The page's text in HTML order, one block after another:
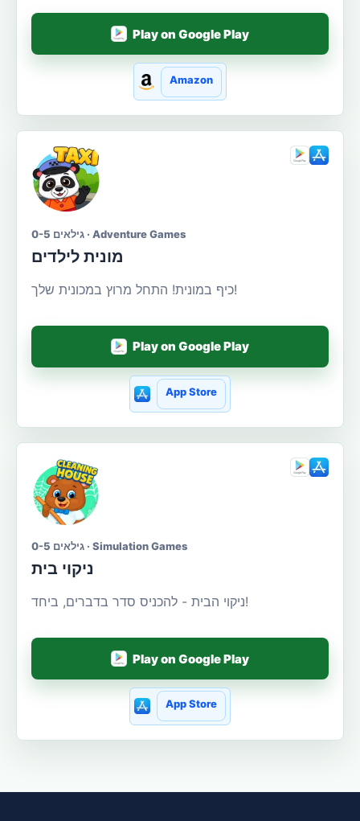
Play on Google Play
Amazon
גילאים 0-5 · Adventure Games
מונית לילדים
כיף במונית! התחל מרוץ במכונית שלך!
Play on Google Play
App Store
גילאים 0-5 · Simulation Games
ניקוי בית
ניקוי הבית - להכניס סדר בדברים, ביחד!
Play on Google Play
App Store